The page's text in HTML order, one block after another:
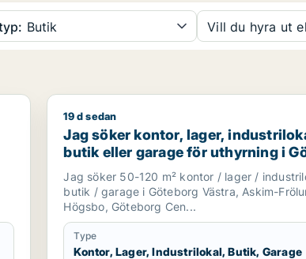
Butik Vill du hyra ut
Centrum eller Majorna-Linné m.fl.
Jag söker kontor, lager, industrilokal,
19 d sedan
Jag söker kontor, lager,
butik eller garage för uthyrning i
Västra, Askim-Frölunda-Högsbo
Göteborg Centrum m.fl.
Jag söker 50-120 m² kontor / lager /
butik / garage i Göteborg Västra, Askim-
Högsbo, Göteborg Cen...
Type
Kontor, Lager, Industrilokal, Butik, Garage